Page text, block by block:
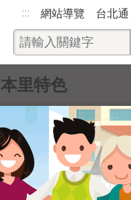
::: 網站導覽 台北通
本里特色